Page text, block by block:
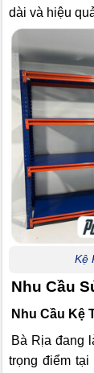
dài và hiệu
Kệ
Nhu Cầu
Nhu Cầu Kệ
Bà Rịa đang
trọng điểm tại